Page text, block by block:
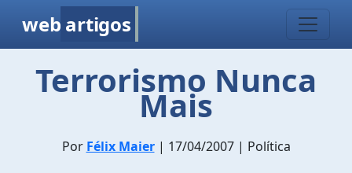
web artigos
Terrorismo Nunca
Mais
Por Félix Maier| 17/04/2007 | Política